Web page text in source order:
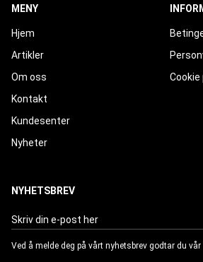
MENY
Hjem
Artikler
Om oss
Kontakt
Kundesenter
Nyheter
Cookie
NYHETSBREV
Ved å melde deg på vårt nyhetsbrev godtar du vår